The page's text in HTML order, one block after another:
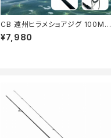
CB 遠州ヒラメショアジグ 100MH
【Tオリ】
¥7,980